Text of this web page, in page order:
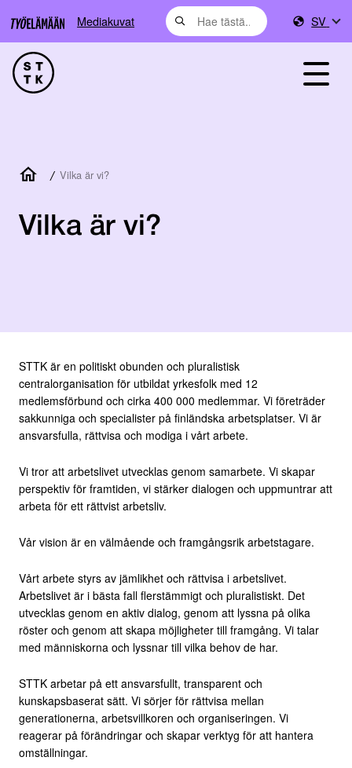
Mediakuvat SV
/ Vilka är vi?
Vilka är vi?
STTK är en politiskt obunden och pluralistisk
centralorganisation för utbildat yrkesfolk med 12
medlemsförbund och cirka 400 000 medlemmar. Vi företräder
sakkunniga och specialister på finländska arbetsplatser. Vi är
ansvarsfulla, rättvisa och modiga i vårt arbete.
Vi tror att arbetslivet utvecklas genom samarbete. Vi skapar
perspektiv för framtiden, vi stärker dialogen och uppmuntrar att
arbeta för ett rättvist arbetsliv.
Vår vision är en välmående och framgångsrik arbetstagare.
Vårt arbete styrs av jämlikhet och rättvisa i arbetslivet.
Arbetslivet är i bästa fall flerstämmigt och pluralistiskt. Det
utvecklas genom en aktiv dialog, genom att lyssna på olika
röster och genom att skapa möjligheter till framgång. Vi talar
med människorna och lyssnar till vilka behov de har.
STTK arbetar på ett ansvarsfullt, transparent och
kunskapsbaserat sätt. Vi sörjer för rättvisa mellan
generationerna, arbetsvillkoren och organiseringen. Vi
reagerar på förändringar och skapar verktyg för att hantera
omställningar.